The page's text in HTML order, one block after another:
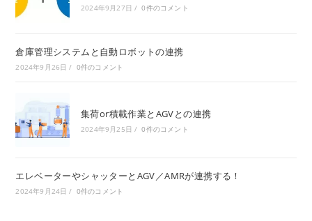
2024年9月27日 / 0件のコメント
倉庫管理システムと自動ロボットの連携
2024年9月26日 / 0件のコメント
集荷or積載作業とAGVとの連携
2024年9月25日 / 0件のコメント
エレベーターやシャッターとAGV／AMRが連携する！
2024年9月24日 / 0件のコメント